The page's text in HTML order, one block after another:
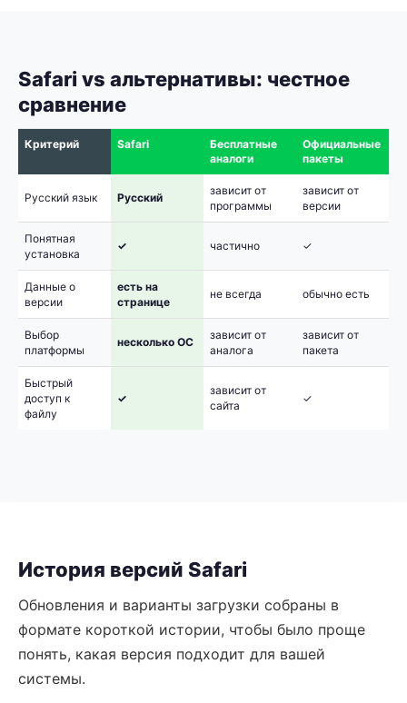
Safari vs альтернативы: честное
сравнение
Критерий Safari
Бесплатные
аналоги
Официальные
пакеты
Русский язык Русский
зависит от
программы
зависит от
версии
Понятная
установка
✓ частично ✓
Данные о
версии
есть на
странице
не всегда обычно есть
Выбор
платформы
несколько ОС
зависит от
аналога
зависит от
пакета
Быстрый
доступ к
файлу
✓
зависит от
сайта
✓
История версий Safari
Обновления и варианты загрузки собраны в
формате короткой истории, чтобы было проще
понять, какая версия подходит для вашей
системы.